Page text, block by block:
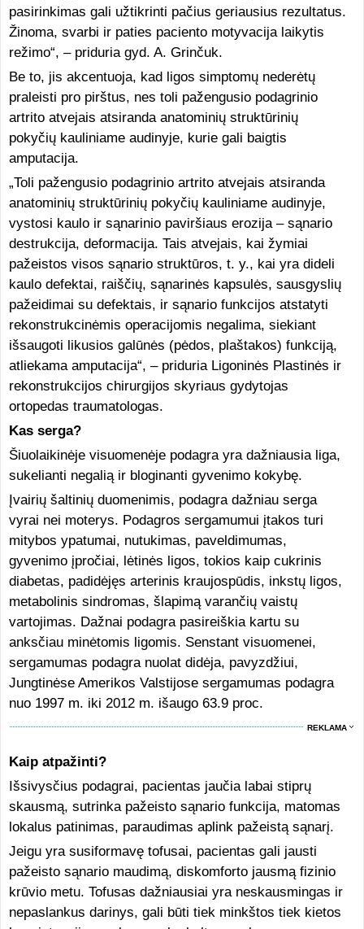
pasirinkimas gali užtikrinti pačius geriausius rezultatus.
Žinoma, svarbi ir paties paciento motyvacija laikytis
režimo“, – priduria gyd. A. Grinčuk.
Be to, jis akcentuoja, kad ligos simptomų nederėtų
praleisti pro pirštus, nes toli pažengusio podagrinio
artrito atvejais atsiranda anatominių struktūrinių
pokyčių kauliniame audinyje, kurie gali baigtis
amputacija.
„Toli pažengusio podagrinio artrito atvejais atsiranda
anatominių struktūrinių pokyčių kauliniame audinyje,
vystosi kaulo ir sąnarinio paviršiaus erozija – sąnario
destrukcija, deformacija. Tais atvejais, kai žymiai
pažeistos visos sąnario struktūros, t. y., kai yra dideli
kaulo defektai, raiščių, sąnarinės kapsulės, sausgyslių
pažeidimai su defektais, ir sąnario funkcijos atstatyti
rekonstrukcinėmis operacijomis negalima, siekiant
išsaugoti likusios galūnės (pėdos, plaštakos) funkciją,
atliekama amputacija“, – priduria Ligoninės Plastinės ir
rekonstrukcijos chirurgijos skyriaus gydytojas
ortopedas traumatologas.
Kas serga?
Šiuolaikinėje visuomenėje podagra yra dažniausia liga,
sukelianti negalią ir bloginanti gyvenimo kokybę.
Įvairių šaltinių duomenimis, podagra dažniau serga
vyrai nei moterys. Podagros sergamumui įtakos turi
mitybos ypatumai, nutukimas, paveldimumas,
gyvenimo įpročiai, lėtinės ligos, tokios kaip cukrinis
diabetas, padidėjęs arterinis kraujospūdis, inkstų ligos,
metabolinis sindromas, šlapimą varančių vaistų
vartojimas. Dažnai podagra pasireiškia kartu su
anksčiau minėtomis ligomis. Senstant visuomenei,
sergamumas podagra nuolat didėja, pavyzdžiui,
Jungtinėse Amerikos Valstijose sergamumas podagra
nuo 1997 m. iki 2012 m. išaugo 63.9 proc.
REKLAMA
Kaip atpažinti?
Išsivysčius podagrai, pacientas jaučia labai stiprų
skausmą, sutrinka pažeisto sąnario funkcija, matomas
lokalus patinimas, paraudimas aplink pažeistą sąnarį.
Jeigu yra susiformavę tofusai, pacientas gali jausti
pažeisto sąnario maudimą, diskomforto jausmą fizinio
krūvio metu. Tofusas dažniausiai yra neskausmingas ir
nepaslankus darinys, gali būti tiek minkštos tiek kietos